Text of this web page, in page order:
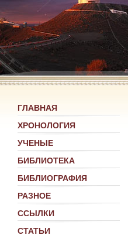
ГЛАВНАЯ
ХРОНОЛОГИЯ
УЧЕНЫЕ
БИБЛИОТЕКА
БИБЛИОГРАФИЯ
РАЗНОЕ
ССЫЛКИ
СТАТЬИ